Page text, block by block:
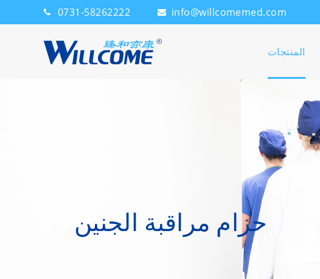
0731-58262222 info@willcomemed.com
المنتجات
حزام مراقبة الجنين